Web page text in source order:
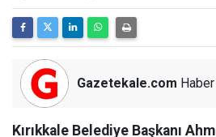
Gazetekale.com
Kırıkkale Belediye Başkanı